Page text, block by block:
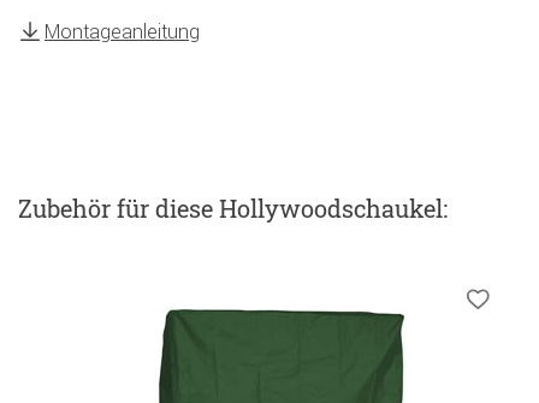
Montageanleitung
Zubehörfür diese Hollywoodschaukel: